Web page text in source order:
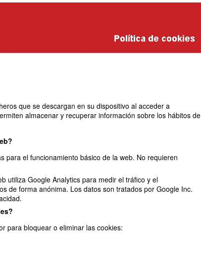
que se descargan en su dispositivo al acceder a
almacenar y recuperar información sobre los hábitos de
para el funcionamiento básico de la web. No requieren
utiliza Google Analytics para medir el tráfico y el
de forma anónima. Los datos son tratados por Google Inc.
para bloquear o eliminar las cookies: